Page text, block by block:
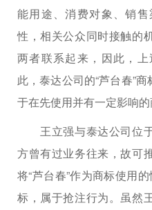
能用途、消费对象、销
性，相关公众同时接触的
两者联系起来，因此，
此，泰达公司的“芦台春”
于在先使用并有一定影响的
王立强与泰达公司位于
方曾有过业务往来，故可
将“芦台春”作为商标使用
标，属于抢注行为。虽然